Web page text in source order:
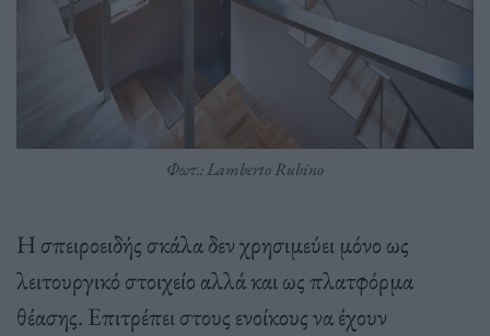
Φωτ.: Lamberto Rubino
Η σπειροειδής σκάλα δεν χρησιμεύει μόνο ως
λειτουργικό στοιχείο αλλά και ως πλατφόρμα
θέασης. Επιτρέπει στους ενοίκους να έχουν